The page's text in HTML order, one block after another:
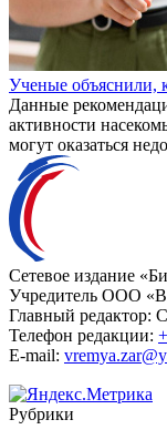
Ученые объяснили,
Данные
активности
могут оказаться
Сетевое издание
Учредитель ООО
Главный редактор:
Телефон редакции:
E-mail:
Рубрики